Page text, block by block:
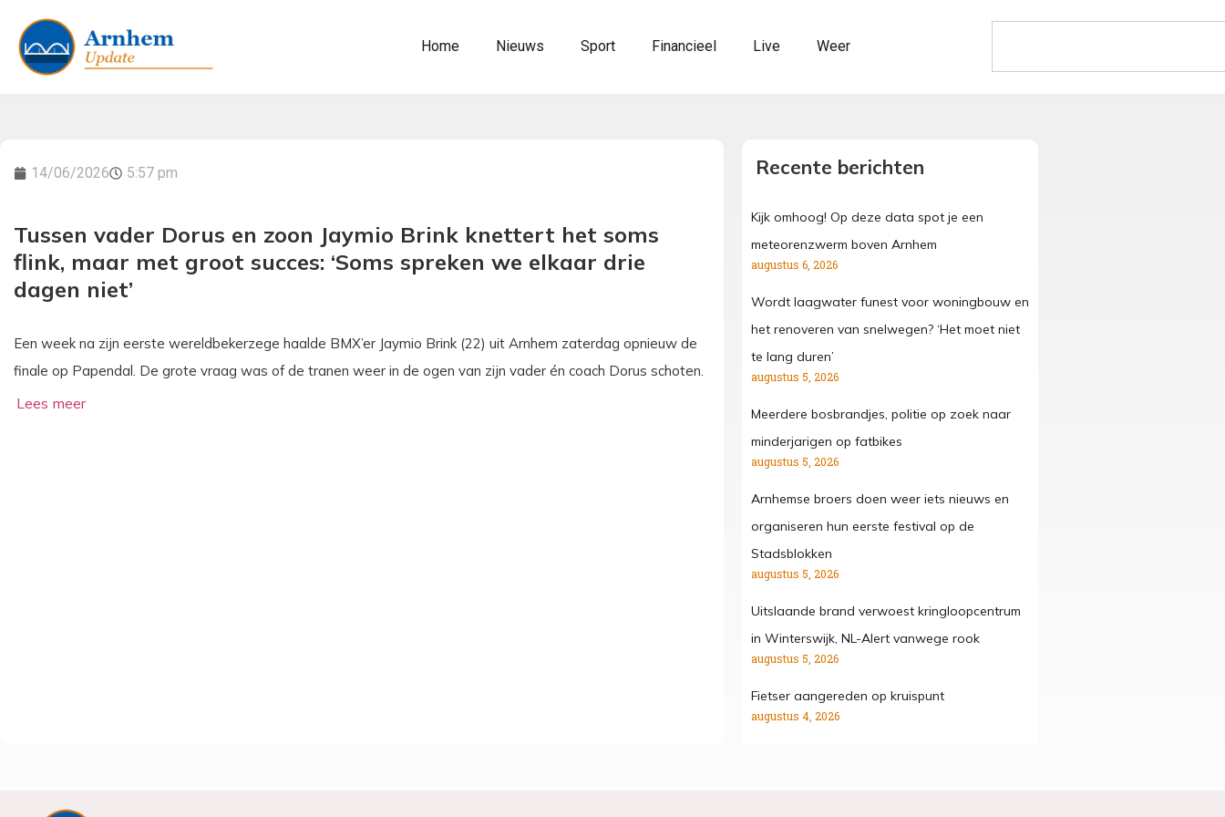
Home Nieuws Sport Financieel Live Weer
14/06/2026 5:57 pm
Tussen vader Dorus en zoon Jaymio Brink knettert het soms
flink, maar met groot succes: ‘Soms spreken we elkaar drie
dagen niet’
Een week na zijn eerste wereldbekerzege haalde BMX’er Jaymio Brink (22) uit Arnhem zaterdag opnieuw de
finale op Papendal. De grote vraag was of de tranen weer in de ogen van zijn vader én coach Dorus schoten.
Recente berichten
Kijk omhoog! Op deze data spot je een
meteorenzwerm boven Arnhem
augustus 6, 2026
Wordt laagwater funest voor woningbouw en
het renoveren van snelwegen? ‘Het moet niet
te lang duren’
augustus 5, 2026
Meerdere bosbrandjes, politie op zoek naar
minderjarigen op fatbikes
augustus 5, 2026
Arnhemse broers doen weer iets nieuws en
organiseren hun eerste festival op de
Stadsblokken
augustus 5, 2026
Uitslaande brand verwoest kringloopcentrum
in Winterswijk, NL-Alert vanwege rook
augustus 5, 2026
Fietser aangereden op kruispunt
augustus 4, 2026